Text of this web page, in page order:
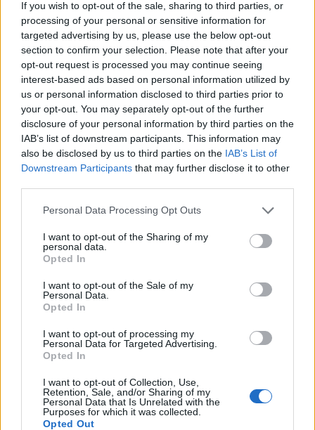
If you wish to opt-out of the sale, sharing to third parties, or
processing of your personal or sensitive information for
targeted advertising by us, please use the below opt-out
section to confirm your selection. Please note that after your
opt-out request is processed you may continue seeing
interest-based ads based on personal information utilized by
us or personal information disclosed to third parties prior to
your opt-out. You may separately opt-out of the further
disclosure of your personal information by third parties on the
IAB’s list of downstream participants. This information may
also be disclosed by us to third parties on the IAB’s List of
Downstream Participants that may further disclose it to other
Personal Data Processing Opt Outs
I want to opt-out of the Sharing of my
personal data.
Opted In
I want to opt-out of the Sale of my
Personal Data.
Opted In
I want to opt-out of processing my
Personal Data for Targeted Advertising.
Opted In
I want to opt-out of Collection, Use,
Retention, Sale, and/or Sharing of my
Personal Data that Is Unrelated with the
Purposes for which it was collected.
Opted Out
Ακολουθήστε το Pink.gr στο Google Newsκαι
μάθετε πρώτοιτα πιο hot νέα
Ακολουθήστε το Pink.gr και στο
Instagram
ΔΙΑΦΗΜΙΣΗ